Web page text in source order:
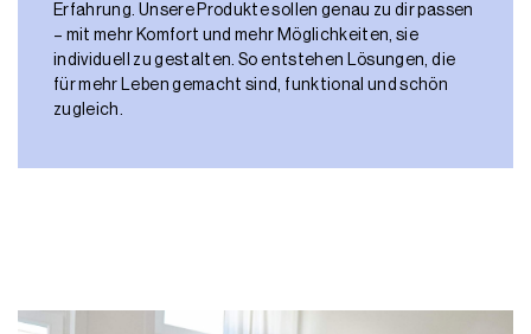
Erfahrung. Unsere Produkte sollen genau zu dir passen
– mit mehr Komfort und mehr Möglichkeiten, sie
individuell zu gestalten. So entstehen Lösungen, die
für mehr Leben gemacht sind, funktional und schön
zugleich.